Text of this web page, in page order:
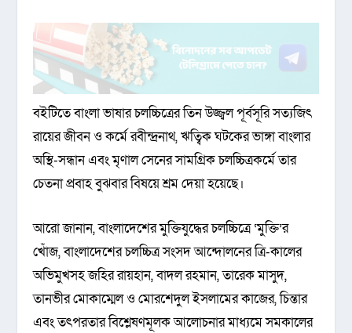
বইটিতে বাংলা ভাষার চলচ্চিত্রের তিন উজ্জ্বল পূর্বসূরি সত্যজিৎ
রায়ের জীবন ও কর্মে রবীন্দ্রনাথ, ঋত্বিক ঘটকের ভাঙ্গা বাংলার
অস্থি-সন্ধান এবং মৃণাল সেনের সামগ্রিক চলচ্চিত্রকর্মে তার
চেতনা প্রবাহ বুঝবার বিষয়ে শ্রম দেয়া হয়েছে।
আরো জানান, বাংলাদেশের মুক্তিযুদ্ধের চলচ্চিত্রে ‘মুক্তি’র
খোঁজ, বাংলাদেশের চলচ্চিত্র সংসদ আন্দোলনের ত্রি-কালের
অভিমুখসহ জহির রায়হান, বাদল রহমান, তারেক মাসুদ,
তানভীর মোকাম্মেল ও মোরশেদুল ইসলামের কাজের, চিন্তার
এবং তৎপরতার বিশ্লেষণমূলক আলোচনার মাধ্যমে সমকালের